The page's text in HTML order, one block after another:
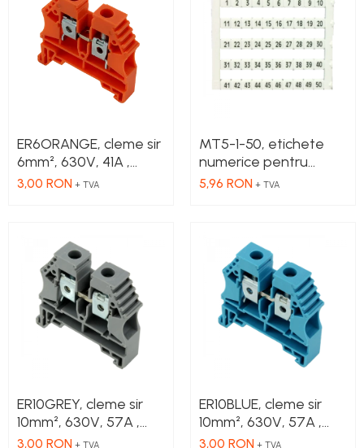
Cleme 2.5mm
Cleme 4mm
Cleme 6mm
Intrerupator general
ER6ORANGE, cleme sir
6mm², 630V, 41A ,
culoare portocalie
3,00 RON + TVA
MT5-1-50, etichete
numerice pentru
cleme, 1-50, 10 buc in
5,96 RON + TVA
ER10GREY, cleme sir
10mm², 630V, 57A ,
culoare gri
3,00 RON + TVA
ER10BLUE, cleme sir
10mm², 630V, 57A ,
culoare albastru
3,00 RON + TVA